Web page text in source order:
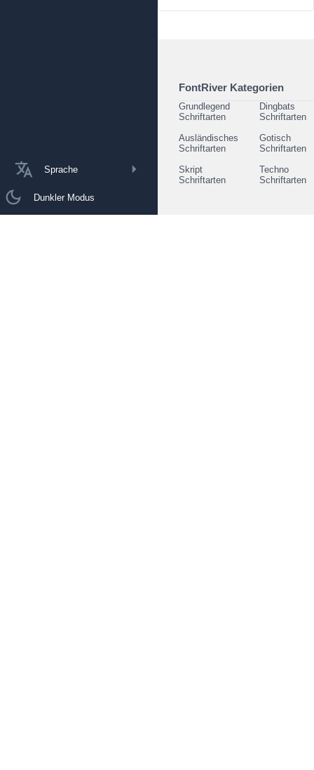
Sprache
Dunkler Modus
FontRiver Kategorien
Grundlegend
Schriftarten
Dingbats
Schriftarten
Ausländisches
Schriftarten
Gotisch
Schriftarten
Skript
Schriftarten
Techno
Schriftarten